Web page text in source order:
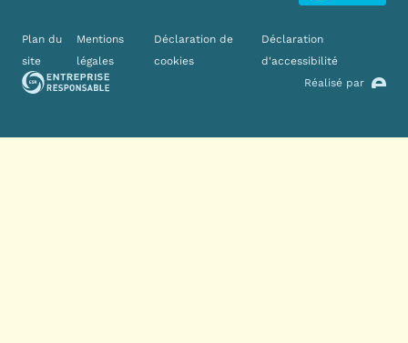
Liens divers
Plan du
site
Mentions
légales
Déclaration de
cookies
Déclaration
d'accessibilité
Réalisé par